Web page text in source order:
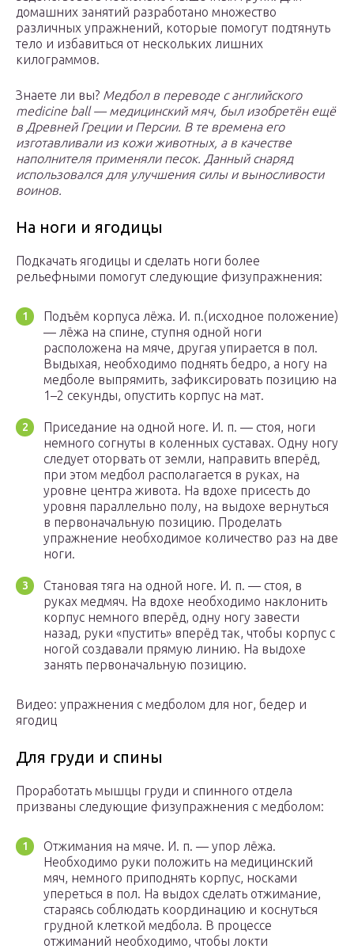
домашних занятий разработано множество
различных упражнений, которые помогут подтянуть
тело и избавиться от нескольких лишних
килограммов.
Знаете ли вы? Медбол в переводе с английского
medicine ball — медицинский мяч, был изобретён ещё
в Древней Греции и Персии. В те времена его
изготавливали из кожи животных, а в качестве
наполнителя применяли песок. Данный снаряд
использовался для улучшения силы и выносливости
воинов.
На ноги и ягодицы
Подкачать ягодицы и сделать ноги более
рельефными помогут следующие физупражнения:
Подъём корпуса лёжа. И. п.(исходное положение)
— лёжа на спине, ступня одной ноги
расположена на мяче, другая упирается в пол.
Выдыхая, необходимо поднять бедро, а ногу на
медболе выпрямить, зафиксировать позицию на
1–2 секунды, опустить корпус на мат.
Приседание на одной ноге. И. п. — стоя, ноги
немного согнуты в коленных суставах. Одну ногу
следует оторвать от земли, направить вперёд,
при этом медбол располагается в руках, на
уровне центра живота. На вдохе присесть до
уровня параллельно полу, на выдохе вернуться
в первоначальную позицию. Проделать
упражнение необходимое количество раз на две
ноги.
Становая тяга на одной ноге. И. п. — стоя, в
руках медмяч. На вдохе необходимо наклонить
корпус немного вперёд, одну ногу завести
назад, руки «пустить» вперёд так, чтобы корпус с
ногой создавали прямую линию. На выдохе
занять первоначальную позицию.
Видео: упражнения с медболом для ног, бедер и
ягодиц
Для груди и спины
Проработать мышцы груди и спинного отдела
призваны следующие физупражнения с медболом:
Отжимания на мяче. И. п. — упор лёжа.
Необходимо руки положить на медицинский
мяч, немного приподнять корпус, носками
упереться в пол. На выдох сделать отжимание,
стараясь соблюдать координацию и коснуться
грудной клеткой медбола. В процессе
отжиманий необходимо, чтобы локти